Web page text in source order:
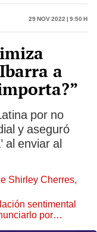
29 Nov 2022 | 9:50 h
a
por no
y aseguró
al enviar al
Shirley Cherres,
sentimental
por